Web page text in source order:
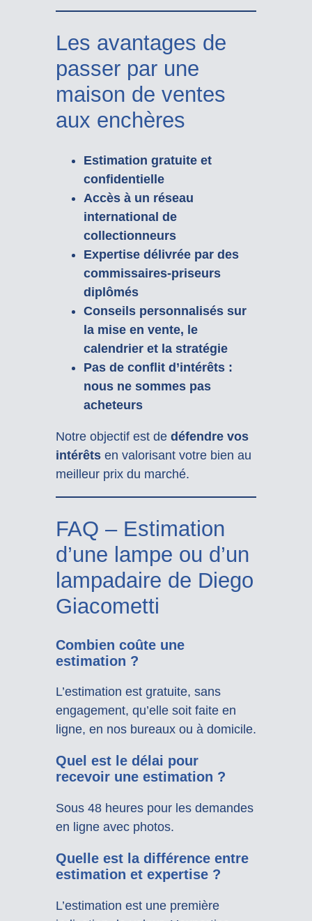
Les avantages de
passer par une
maison de ventes
aux enchères
Estimation gratuite et
confidentielle
Accès à un réseau
international de
collectionneurs
Expertise délivrée par des
commissaires-priseurs
diplômés
Conseils personnalisés sur
la mise en vente, le
calendrier et la stratégie
Pas de conflit d’intérêts :
nous ne sommes pas
acheteurs
Notre objectif est de défendre vos
intérêtsen valorisant votre bien au
meilleur prix du marché.
FAQ – Estimation
d’une lampe ou d’un
lampadaire de Diego
Giacometti
Combien coûte une
estimation ?
L’estimation est gratuite, sans
engagement, qu’elle soit faite en
ligne, en nos bureaux ou à domicile.
Quel est le délai pour
recevoir une estimation ?
Sous 48 heures pour les demandes
en ligne avec photos.
Quelle est la différence entre
estimation et expertise ?
L’estimation est une première